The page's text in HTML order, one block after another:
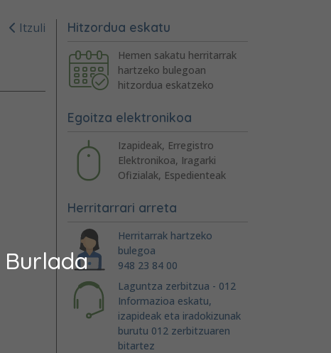
Itzuli Hitzordua eskatu
Hemen sakatu herritarrak
hartzeko bulegoan
hitzordua eskatzeko
Egoitza elektronikoa
Izapideak, Erregistro
Elektronikoa, Iragarki
Ofizialak, Espedienteak
Herritarrari arreta
Herritarrak hartzeko
bulegoa
948 23 84 00
Laguntza zerbitzua - 012
Informazioa eskatu,
izapideak eta iradokizunak
burutu 012 zerbitzuaren
bitartez